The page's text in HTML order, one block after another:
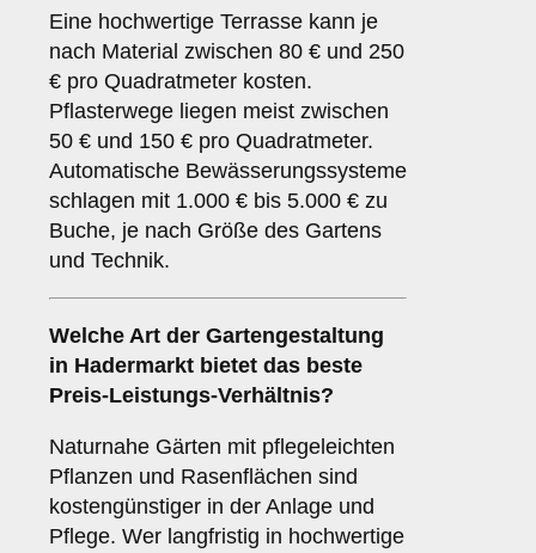
Eine hochwertige Terrasse kann je
nach Material zwischen 80 € und 250
€ pro Quadratmeter kosten.
Pflasterwege liegen meist zwischen
50 € und 150 € pro Quadratmeter.
Automatische Bewässerungssysteme
schlagen mit 1.000 € bis 5.000 € zu
Buche, je nach Größe des Gartens
und Technik.
Welche Art der Gartengestaltung
in Hadermarkt bietet das beste
Preis-Leistungs-Verhältnis?
Naturnahe Gärten mit pflegeleichten
Pflanzen und Rasenflächen sind
kostengünstiger in der Anlage und
Pflege. Wer langfristig in hochwertige